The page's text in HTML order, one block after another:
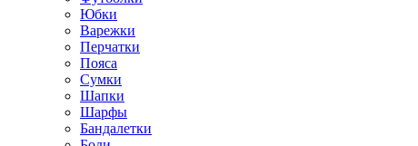
Юбки
Варежки
Перчатки
Пояса
Сумки
Шапки
Шарфы
Бандалетки